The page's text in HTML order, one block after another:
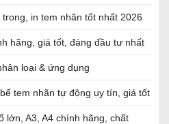
in tem nhãn tốt nhất 2026
hãng, giá tốt, đáng đầu tư nhất
loại & ứng dụng
tem nhãn tự động uy tín, giá tốt
lớn, A3, A4 chính hãng, chất